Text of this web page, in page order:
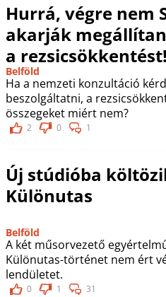
Hurrá, végre nem
akarják
a rezsicsökkentést!
Belföld
Ha a nemzeti konzultáció
beszolgáltatni, a
összegeket miért nem?
2 0 1
Új stúdióba
Különutas
Belföld
A két műsorvezető
Különutas-történet nem ért
lendületet.
0 1 31